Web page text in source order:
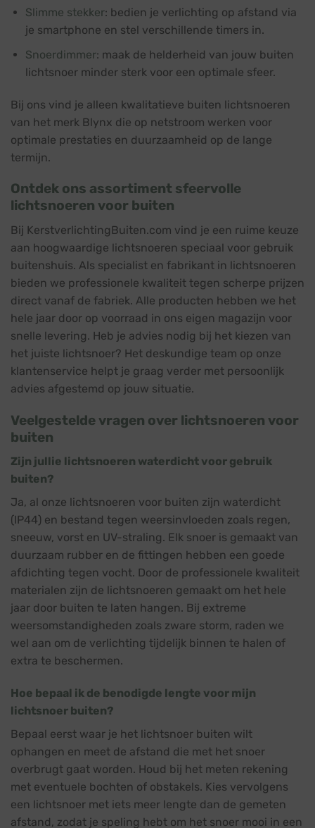
Slimme stekker: bedien je verlichting op afstand via
je smartphone en stel verschillende timers in.
Snoerdimmer: maak de helderheid van jouw buiten
lichtsnoer minder sterk voor een optimale sfeer.
Bij ons vind je alleen kwalitatieve buiten lichtsnoeren
van het merk Blynx die op netstroom werken voor
optimale prestaties en duurzaamheid op de lange
termijn.
Ontdek ons assortiment sfeervolle
lichtsnoeren voor buiten
Bij KerstverlichtingBuiten.com vind je een ruime keuze
aan hoogwaardige lichtsnoeren speciaal voor gebruik
buitenshuis. Als specialist en fabrikant in lichtsnoeren
bieden we professionele kwaliteit tegen scherpe prijzen
direct vanaf de fabriek. Alle producten hebben we het
hele jaar door op voorraad in ons eigen magazijn voor
snelle levering. Heb je advies nodig bij het kiezen van
het juiste lichtsnoer? Het deskundige team op onze
klantenservice helpt je graag verder met persoonlijk
advies afgestemd op jouw situatie.
Veelgestelde vragen over lichtsnoeren voor
buiten
Zijn jullie lichtsnoeren waterdicht voor gebruik
buiten?
Ja, al onze lichtsnoeren voor buiten zijn waterdicht
(IP44) en bestand tegen weersinvloeden zoals regen,
sneeuw, vorst en UV-straling. Elk snoer is gemaakt van
duurzaam rubber en de fittingen hebben een goede
afdichting tegen vocht. Door de professionele kwaliteit
materialen zijn de lichtsnoeren gemaakt om het hele
jaar door buiten te laten hangen. Bij extreme
weersomstandigheden zoals zware storm, raden we
wel aan om de verlichting tijdelijk binnen te halen of
extra te beschermen.
Hoe bepaal ik de benodigde lengte voor mijn
lichtsnoer buiten?
Bepaal eerst waar je het lichtsnoer buiten wilt
ophangen en meet de afstand die met het snoer
overbrugt gaat worden. Houd bij het meten rekening
met eventuele bochten of obstakels. Kies vervolgens
een lichtsnoer met iets meer lengte dan de gemeten
afstand, zodat je speling hebt om het snoer mooi in een